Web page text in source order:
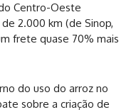
Centro-Oeste
2.000 km (de Sinop,
frete quase 70% mais
do uso do arroz no
sobre a criação de